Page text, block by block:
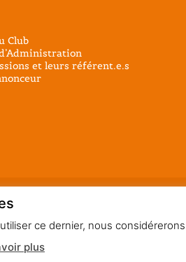
Club
et leurs référent.e.s
ce dernier, nous
plus